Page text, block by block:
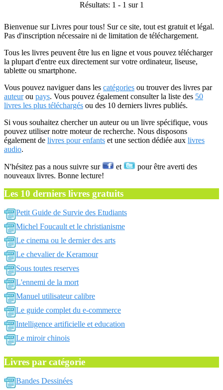
Résultats: 1 - 1 sur 1
Bienvenue sur Livres pour tous! Sur ce site, tout est gratuit et légal.
Pas d'inscription nécessaire ni de limitation de téléchargement.
Tous les livres peuvent être lus en ligne et vous pouvez télécharger
la plupart d'entre eux directement sur votre ordinateur, liseuse,
tablette ou smartphone.
Vous pouvez naviguer dans les catégories ou trouver des livres par
auteurou pays. Vous pouvez également consulter la liste des 50
livres les plus téléchargés ou des 10 derniers livres publiés.
Si vous souhaitez chercher un auteur ou un livre spécifique, vous
pouvez utiliser notre moteur de recherche. Nous disposons
également de livres pour enfants et une section dédiée aux livres
audio.
N'hésitez pas a nous suivre sur et
pour être averti des
nouveaux livres. Bonne lecture!
Les 10 derniers livres gratuits
Petit Guide de Survie des Etudiants
Michel Foucault et le christianisme
Le cinema ou le dernier des arts
Le chevalier de Keramour
Sous toutes reserves
L'ennemi de la mort
Manuel utilisateur calibre
Le guide complet du e-commerce
Intelligence artificielle et education
Le miroir chinois
Livres par catégorie
Bandes Dessinées